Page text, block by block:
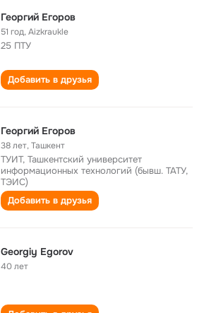
Георгий Егоров
51 год,Aizkraukle
25 ПТУ
Добавить в друзья
Георгий Егоров
38 лет,Ташкент
ТУИТ, Ташкентский университет
информационных технологий (бывш. ТАТУ,
ТЭИС)
Добавить в друзья
Georgiy Egorov
40 лет